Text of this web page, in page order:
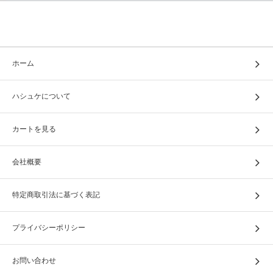
ホーム
ハシュケについて
カートを見る
会社概要
特定商取引法に基づく表記
プライバシーポリシー
お問い合わせ